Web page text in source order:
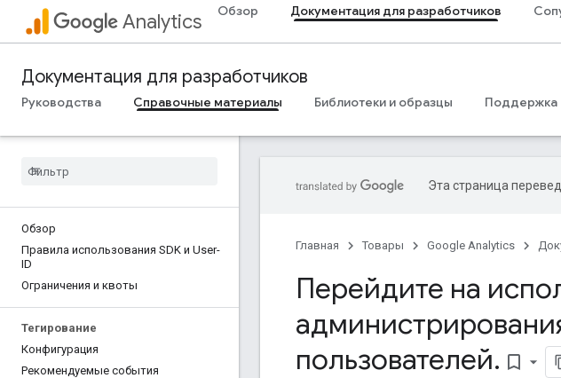
Analytics Обзор Документация для разработчиков
Документация для разработчиков
Руководства Справочные материалы Библиотеки и образцы Поддержка
Обзор
Правила использования SDK и User-
ID
Ограничения и квоты
Тегирование
Конфигурация
Рекомендуемые события
Эта страница
Главная Товары Google Analytics
Перейдите на
пользователей. bookmark_border